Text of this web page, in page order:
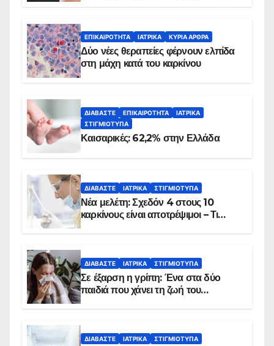
ΕΠΙΚΑΙΡΌΤΗΤΑ ΙΑΤΡΙΚΆ ΚΥΡΙΑ ΑΡΘΡΑ
Δύο νέες θεραπείες φέρνουν ελπίδα
στη μάχη κατά του καρκίνου
ΔΙΑΒΆΣΤΕ ΕΠΙΚΑΙΡΌΤΗΤΑ
ΙΑΤΡΙΚΆ
ΣΤΙΓΜΙΌΤΥΠΑ
Καισαρικές: 62,2% στην Ελλάδα
ΔΙΑΒΆΣΤΕ ΙΑΤΡΙΚΆ ΣΤΙΓΜΙΌΤΥΠΑ
Νέα μελέτη: Σχεδόν 4 στους 10
καρκίνους είναι αποτρέψιμοι – Τι
ΔΙΑΒΆΣΤΕ ΙΑΤΡΙΚΆ ΣΤΙΓΜΙΌΤΥΠΑ
Σε έξαρση η γρίπη: Ένα στα δύο
παιδιά που χάνει τη ζωή του
ΔΙΑΒΆΣΤΕ ΙΑΤΡΙΚΆ ΣΤΙΓΜΙΌΤΥΠΑ